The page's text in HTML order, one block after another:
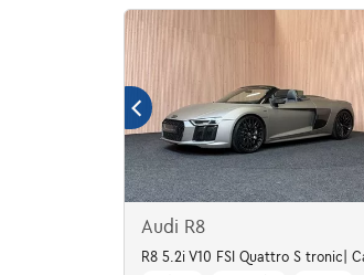
Audi R8
R8 5.2i V10 FSI Quattro S tronic|